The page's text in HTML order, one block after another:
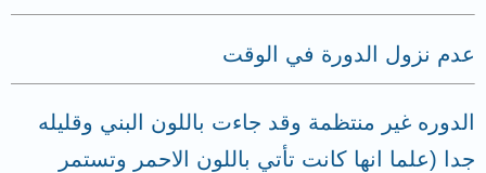
عدم نزول الدورة في الوقت
الدوره غير منتظمة وقد جاءت باللون البني وقليله
جدا (علما انها كانت تأتي باللون الاحمر وتستمر